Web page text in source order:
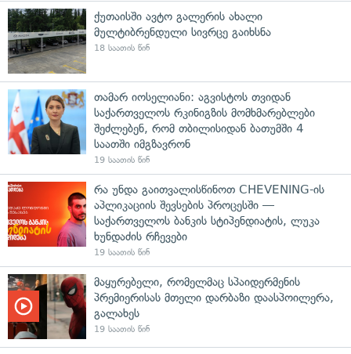
ქუთაისში ავტო გალერის ახალი
მულტიბრენდული სივრცე გაიხსნა
18 საათის წინ
თამარ იოსელიანი: აგვისტოს თვიდან
საქართველოს რკინიგზის მომხმარებლები
შეძლებენ, რომ თბილისიდან ბათუმში 4
საათში იმგზავრონ
19 საათის წინ
რა უნდა გაითვალისწინოთ CHEVENING-ის
აპლიკაციის შევსების პროცესში —
საქართველოს ბანკის სტიპენდიატის, ლუკა
ხუნდაძის რჩევები
19 საათის წინ
მაყურებელი, რომელმაც სპაიდერმენის
პრემიერისას მთელი დარბაზი დაასპოილერა,
გალახეს
19 საათის წინ